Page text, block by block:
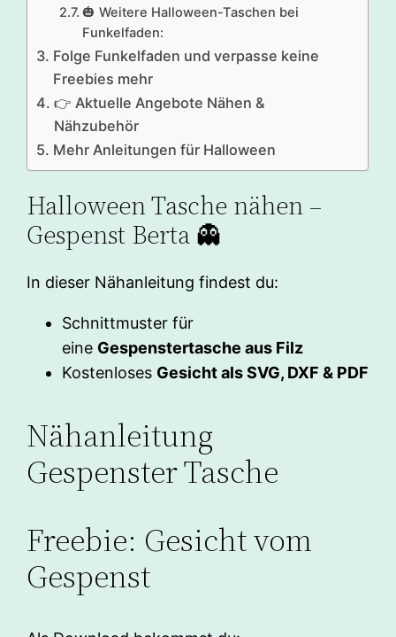
🎃 Weitere Halloween-Taschen bei
Funkelfaden:
Folge Funkelfaden und verpasse keine
Freebies mehr
👉 Aktuelle Angebote Nähen &
Nähzubehör
Mehr Anleitungen für Halloween
Halloween Tasche nähen –
Gespenst Berta 👻
In dieser Nähanleitung findest du:
Schnittmuster für
eine Gespenstertasche aus Filz
Kostenloses Gesicht als SVG, DXF & PDF
Nähanleitung
Gespenster Tasche
Freebie: Gesicht vom
Gespenst